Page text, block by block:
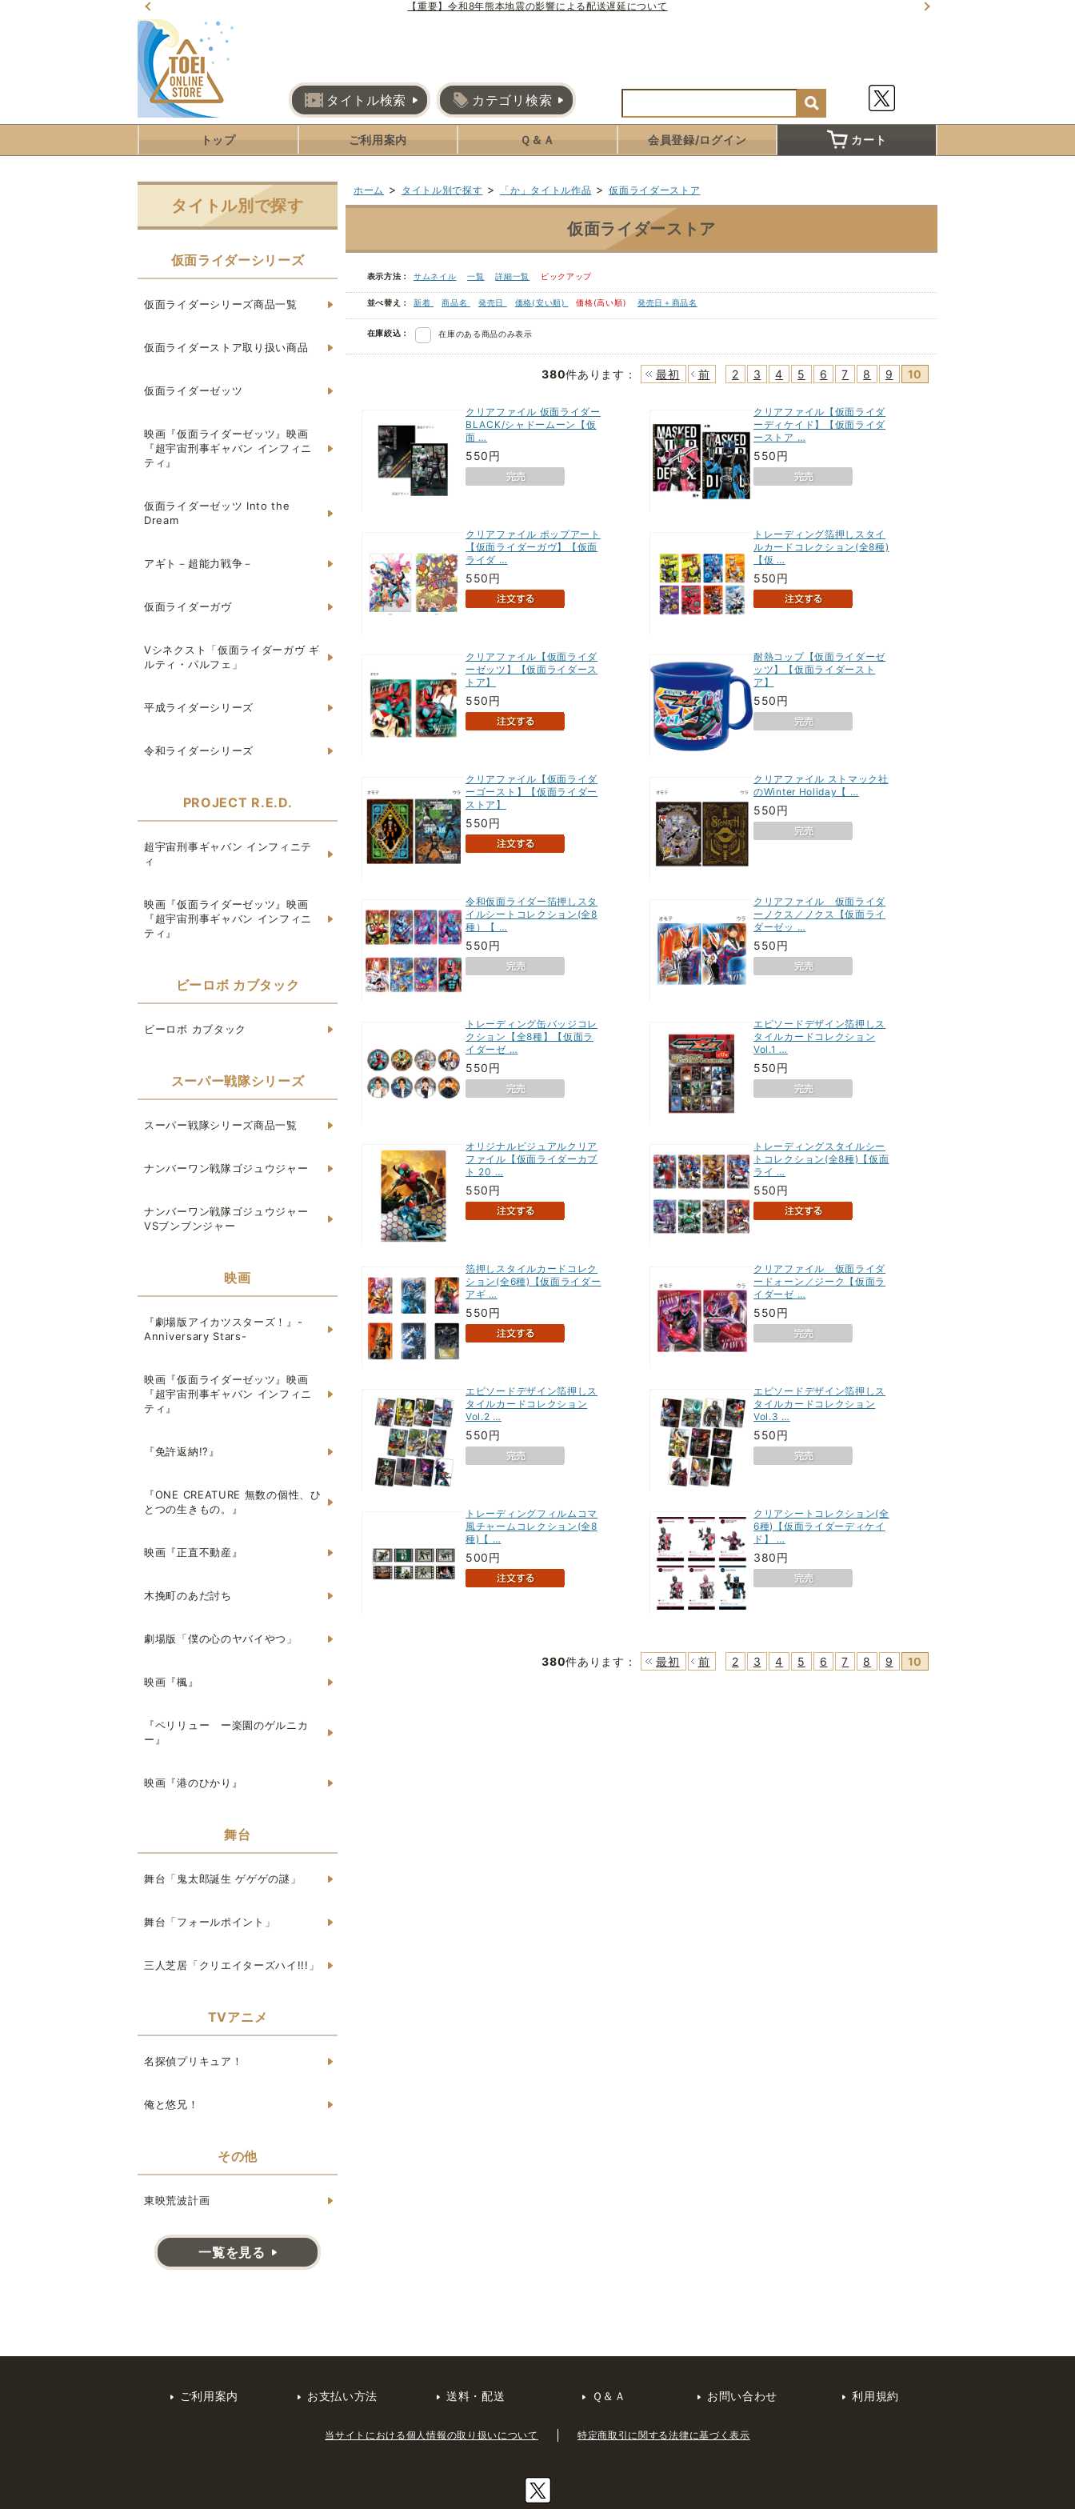
【重要】令和8年熊本地震の影響による配送遅延について
タイトル検索 カテゴリ検索
トップ ご利用案内 Ｑ＆Ａ 会員登録/ログイン カート
ホーム > タイトル別で探す > 「か」タイトル作品 > 仮面ライダーストア
仮面ライダーストア
表示方法： サムネイル 一覧 詳細一覧 ピックアップ
並べ替え： 新着 商品名 発売日 価格(安い順) 価格(高い順) 発売日＋商品名
在庫絞込： 在庫のある商品のみ表示
380件あります ： 最初 前 2 3 4 5 6 7 8 9 10
クリアファイル 仮面ライダー
BLACK/シャドームーン【仮
面 …
550円
クリアファイル【仮面ライダ
ーディケイド】【仮面ライダ
ーストア …
550円
クリアファイル ポップアート
【仮面ライダーガヴ】【仮面
ライダ …
550円
トレーディング箔押しスタイ
ルカードコレクション(全8種)
【仮 …
550円
クリアファイル【仮面ライダ
ーゼッツ】【仮面ライダース
トア】
550円
耐熱コップ【仮面ライダーゼ
ッツ】【仮面ライダースト
ア】
550円
クリアファイル【仮面ライダ
ーゴースト】【仮面ライダー
ストア】
550円
クリアファイル ストマック社
のWinter Holiday【 …
550円
令和仮面ライダー箔押しスタ
イルシートコレクション(全8
種）【 …
550円
クリアファイル 仮面ライダ
ーノクス／ノクス【仮面ライ
ダーゼッ …
550円
トレーディング缶バッジコレ
クション【全8種】【仮面ラ
イダーゼ …
550円
エピソードデザイン箔押しス
タイルカードコレクション
Vol.1 …
550円
オリジナルビジュアルクリア
ファイル【仮面ライダーカブ
ト 20 …
550円
トレーディングスタイルシー
トコレクション(全8種)【仮面
ライ …
550円
箔押しスタイルカードコレク
ション(全6種)【仮面ライダー
アギ …
550円
クリアファイル 仮面ライダ
ードォーン／ジーク【仮面ラ
イダーゼ …
550円
エピソードデザイン箔押しス
タイルカードコレクション
Vol.2 …
550円
エピソードデザイン箔押しス
タイルカードコレクション
Vol.3 …
550円
トレーディングフィルムコマ
風チャームコレクション(全8
種)【 …
500円
クリアシートコレクション(全
6種)【仮面ライダーディケイ
ド】 …
380円
380件あります ： 最初 前 2 3 4 5 6 7 8 9 10
タイトル別で探す
仮面ライダーシリーズ
仮面ライダーシリーズ商品一覧
仮面ライダーストア取り扱い商品
仮面ライダーゼッツ
映画『仮面ライダーゼッツ』映画
『超宇宙刑事ギャバン インフィニ
ティ』
仮面ライダーゼッツ Into the
Dream
アギト－超能力戦争－
仮面ライダーガヴ
Vシネクスト「仮面ライダーガヴ ギ
ルティ・パルフェ」
平成ライダーシリーズ
令和ライダーシリーズ
PROJECT R.E.D.
超宇宙刑事ギャバン インフィニテ
ィ
映画『仮面ライダーゼッツ』映画
『超宇宙刑事ギャバン インフィニ
ティ』
ビーロボ カブタック
ビーロボ カブタック
スーパー戦隊シリーズ
スーパー戦隊シリーズ商品一覧
ナンバーワン戦隊ゴジュウジャー
ナンバーワン戦隊ゴジュウジャー
VSブンブンジャー
映画
『劇場版アイカツスターズ！』-
Anniversary Stars-
映画『仮面ライダーゼッツ』映画
『超宇宙刑事ギャバン インフィニ
ティ』
『免許返納!?』
『ONE CREATURE 無数の個性、ひ
とつの生きもの。』
映画『正直不動産』
木挽町のあだ討ち
劇場版「僕の心のヤバイやつ」
映画『楓』
『ペリリュー ー楽園のゲルニカ
ー』
映画『港のひかり』
舞台
舞台「鬼太郎誕生 ゲゲゲの謎」
舞台「フォールポイント」
三人芝居「クリエイターズハイ!!!」
TVアニメ
名探偵プリキュア！
俺と悠兄！
その他
東映荒波計画
一覧を見る
ご利用案内 お支払い方法 送料・配送 Ｑ＆Ａ お問い合わせ 利用規約
当サイトにおける個人情報の取り扱いについて 特定商取引に関する法律に基づく表示